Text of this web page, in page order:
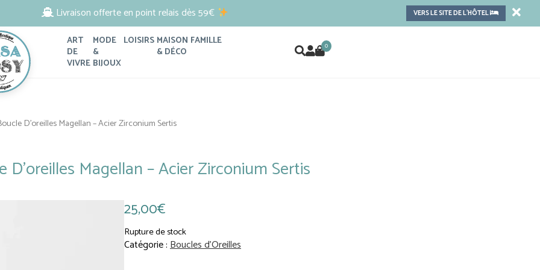
Livraison offerte en point relais dès 59€ VERS LE SITE DE L'HÔTEL
ART
DE
VIVRE
Soin Corps
MODE
&
BIJOUX
Accessoires de Cheveux
Trousses et Pochettes
LOISIRS MAISON
& DÉCO
Linge de Maison
FAMILLE
Pour Lui
0
D’oreilles Magellan – Acier Zirconium Sertis
D’oreilles Magellan – Acier Zirconium Sertis
25,00€
Rupture de stock
Catégorie :Boucles d'Oreilles